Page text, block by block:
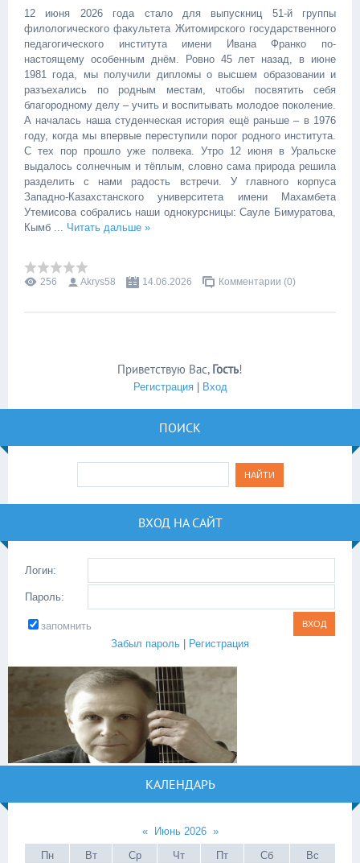
12 июня 2026 года стало для выпускниц 51-й группы
филологического факультета Житомирского государственного
педагогического института имени Ивана Франко по-
настоящему особенным днём. Ровно 45 лет назад, в июне
1981 года, мы получили дипломы о высшем образовании и
разъехались по родным местам, чтобы посвятить себя
благородному делу – учить и воспитывать молодое поколение.
А началась наша студенческая история ещё раньше – в 1976
году, когда мы впервые переступили порог родного института.
С тех пор прошло уже полвека. Утро 12 июня в Уральске
выдалось солнечным и тёплым, словно сама природа решила
разделить с нами радость встречи. У главного корпуса
Западно-Казахстанского университета имени Махамбета
Утемисова собрались наши однокурсницы: Сауле Бимуратова,
Кымб
Читать дальше »
256 Akrys58 14.06.2026 Комментарии (0)
Приветствую Вас, Гость!
Регистрация| Вход
ПОИСК
ВХОД НА САЙТ
Логин:
Пароль:
запомнить
Забыл пароль
Регистрация
КАЛЕНДАРЬ
« Июнь 2026 »
Пн
Вт Ср Чт Пт Сб Вс